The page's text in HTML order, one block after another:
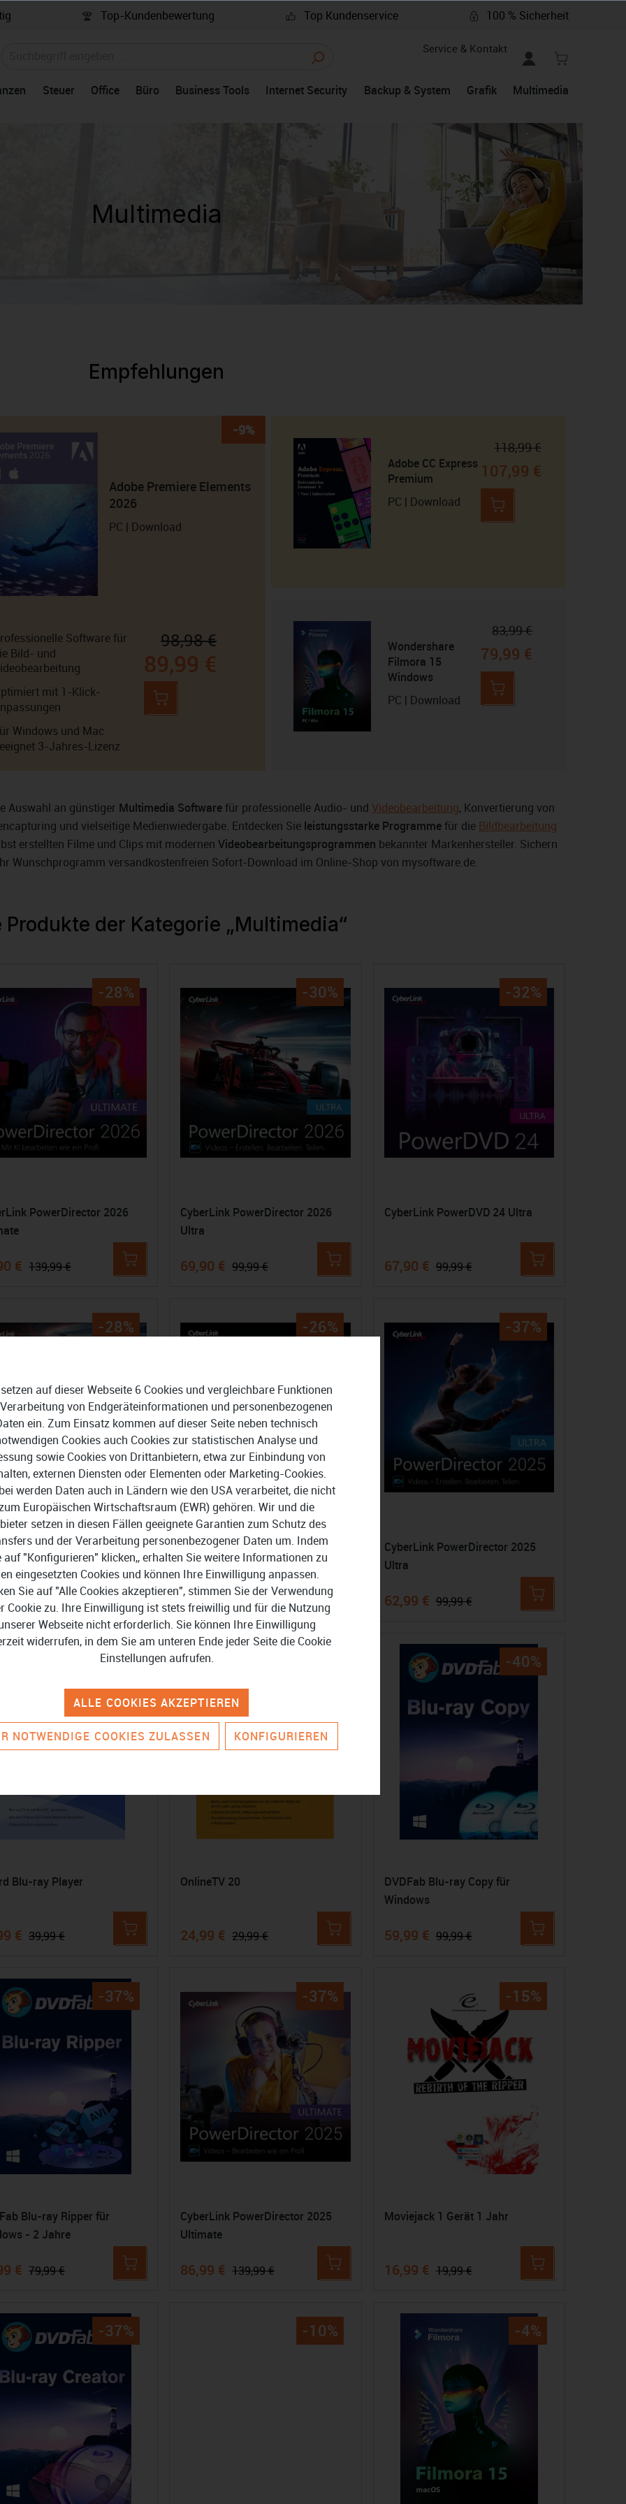
Top-Kundenbewertung Top Kundenservice 100 % Sicherheit
Service & Kontakt
Steuer Office Büro Business Tools Internet Security Backup & System Grafik Multimedia
Multimedia
Empfehlungen
-9%
Adobe Premiere Elements
2026
PC | Download
Software für
Bild- und
mit 1-Klick-
Windows und Mac
3-Jahres-Lizenz
89,99 €
98,98 €
Adobe CC Express
Premium
PC | Download
107,99 €
118,99 €
Wondershare
Filmora 15
Windows
PC | Download
79,99 €
83,99 €
Auswahl an günstiger Multimedia Softwarefür professionelle Audio- und Videobearbeitung, Konvertierung von
und vielseitige Medienwiedergabe. Entdecken Sie leistungsstarke Programmefür die Bildbearbeitung
erstellten Filme und Clips mit modernen Videobearbeitungsprogrammen bekannter Markenhersteller. Sichern
Wunschprogramm versandkostenfreien Sofort-Download im Online-Shop von mysoftware.de.
Produkte der Kategorie „Multimedia“
-28%
PowerDirector 2026
€ 139,99 €
-30%
CyberLink PowerDirector 2026
Ultra
69,90 € 99,99 €
-32%
CyberLink PowerDVD 24 Ultra
67,90 € 99,99 €
-28%
PowerDirector 2026
und CyberLink
2026 Ultra
€ 139,99 €
-26%
CyberLink PowerDVD 24
Standard
32,99 € 44,99 €
-37%
CyberLink PowerDirector 2025
Ultra
62,99 € 99,99 €
-25%
Blu-ray Player
€ 39,99 €
OnlineTV 20
24,99 € 29,99 €
-40%
DVDFab Blu-ray Copy für
Windows
59,99 € 99,99 €
-37%
Blu-ray Ripper für
- 2 Jahre
€ 79,99 €
-37%
CyberLink PowerDirector 2025
Ultimate
86,99 € 139,99 €
-15%
Moviejack 1 Gerät 1 Jahr
16,99 € 19,99 €
-37% -10% -4%
auf dieser Webseite 6 Cookies und vergleichbare Funktionen
von Endgeräteinformationen und personenbezogenen
ein. Zum Einsatz kommen auf dieser Seite neben technisch
Cookies auch Cookies zur statistischen Analyse und
sowie Cookies von Drittanbietern, etwa zur Einbindung von
externen Diensten oder Elementen oder Marketing-Cookies.
werden Daten auch in Ländern wie den USA verarbeitet, die nicht
Europäischen Wirtschaftsraum (EWR) gehören. Wir und die
setzen in diesen Fällen geeignete Garantien zum Schutz des
und der Verarbeitung personenbezogener Daten um. Indem
auf "Konfigurieren" klicken,, erhalten Sie weitere Informationen zu
eingesetzten Cookies und können Ihre Einwilligung anpassen.
Sie auf "Alle Cookies akzeptieren", stimmen Sie der Verwendung
Cookie zu. Ihre Einwilligung ist stets freiwillig und für die Nutzung
Webseite nicht erforderlich. Sie können Ihre Einwilligung
widerrufen, in dem Sie am unteren Ende jeder Seite die Cookie
Einstellungen aufrufen.
NOTWENDIGE COOKIES ZULASSEN KONFIGURIEREN
ALLE COOKIES AKZEPTIEREN